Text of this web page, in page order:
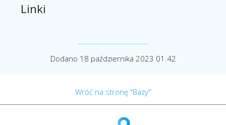
Linki
Dodano 18 października 2023 01:42
Wróć na stronę "Bazy"